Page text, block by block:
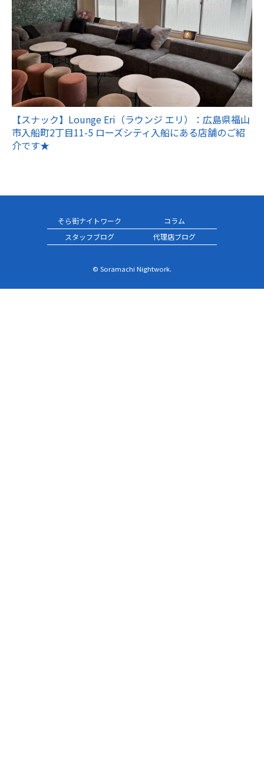
【スナック】Lounge Eri（ラウンジ エリ）：広島県福山
市入船町2丁目11-5 ローズシティ入船にある店舗のご紹
介です★
そら街ナイトワーク
コラム
スタッフブログ
代理店ブログ
© Soramachi Nightwork.